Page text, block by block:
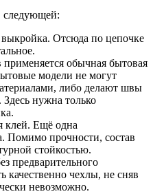
следующей:
Отсюда по цепочке
обычная бытовая
модели не могут
либо делают швы
нужна только
клей. Ещё одна
Помимо прочности, состав
стойкостью.
предварительного
качественно чехлы, не сняв
невозможно.